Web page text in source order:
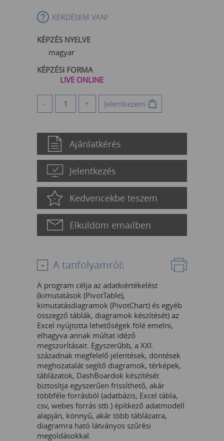
KÉRDÉSEM VAN!
KÉPZÉS NYELVE
magyar
KÉPZÉSI FORMA
LIVE ONLINE
- + Jelentkezem
Ajánlatkérés
Jelentkezés
Kedvencekbe teszem
Elküldöm emailben
A tanfolyamról:
A program célja az adatkiértékelést
(kimutatások (PivotTable),
kimutatásdiagramok (PivotChart) és egyéb
összegző táblák, diagramok készítését) az
Excel nyújtotta lehetőségek fölé emelni,
elhagyva annak múltat idéző
megszorításait. Egyszerűbb, a XXI.
századnak megfelelő jelentések, döntések
meghozatalát segítő diagramok, térképek,
táblázatok, DashBoardok készítését
biztosítja egyszerűen frissíthető, akár
többféle forrásból (adatbázis, Excel tábla,
csv, webes forrás stb.) építkező adatmodell
alapján, könnyű, akár több táblázatra,
diagramra ható látványos szűrési
megoldásokkal.